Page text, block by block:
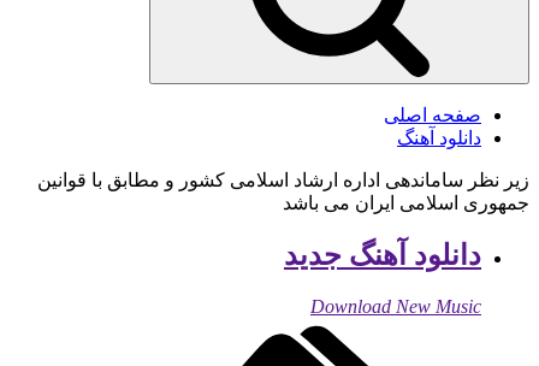
صفحه اصلی
دانلود آهنگ
زیر نظر ساماندهی اداره ارشاد اسلامی کشور و مطابق با قوانین
جمهوری اسلامی ایران می باشد
دانلود آهنگ جدید
Download New Music